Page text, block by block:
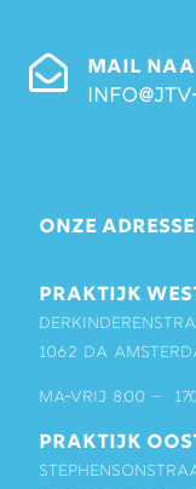
MAIL
ONZE
PRAKTIJK
1062 DA
ma-vrij 8:00 –
PRAKTIJK